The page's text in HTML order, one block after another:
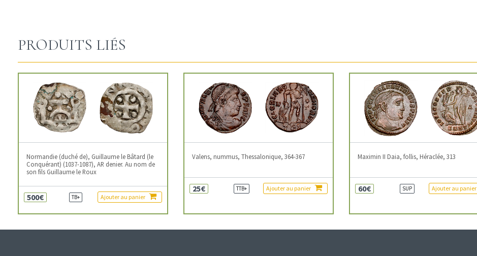
PRODUITS LIÉS
Normandie (duché de), Guillaume le Bâtard (le
Conquérant) (1037-1087), AR denier. Au nom de
son fils Guillaume le Roux
500€ TB+ Ajouter au panier
Valens, nummus, Thessalonique, 364-367
25€ TTB+ Ajouter au panier
Maximin II Daia, follis, Héraclée, 313
60€ SUP Ajouter au panier